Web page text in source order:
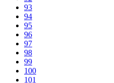
93
94
95
96
97
98
99
100
101